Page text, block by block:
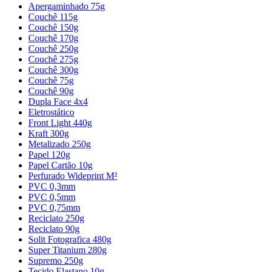
Apergaminhado 75g
Couchê 115g
Couchê 150g
Couchê 170g
Couchê 250g
Couchê 275g
Couchê 300g
Couchê 75g
Couchê 90g
Dupla Face 4x4
Eletrostático
Front Light 440g
Kraft 300g
Metalizado 250g
Papel 120g
Papel Cartão 10g
Perfurado Wideprint M²
PVC 0,3mm
PVC 0,5mm
PVC 0,75mm
Reciclato 250g
Reciclato 90g
Solit Fotografica 480g
Super Titanium 280g
Supremo 250g